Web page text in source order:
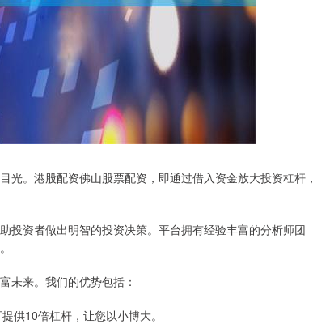
。港股配资佛山股票配资，即通过借入资金放大投资杠杆，
投资者做出明智的投资决策。平台拥有经验丰富的分析师团
未来。我们的优势包括：
供10倍杠杆，让您以小博大。